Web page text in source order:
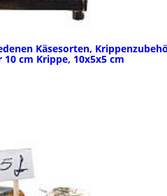
Käsesorten,
cm Krippe, 10x5x5 cm